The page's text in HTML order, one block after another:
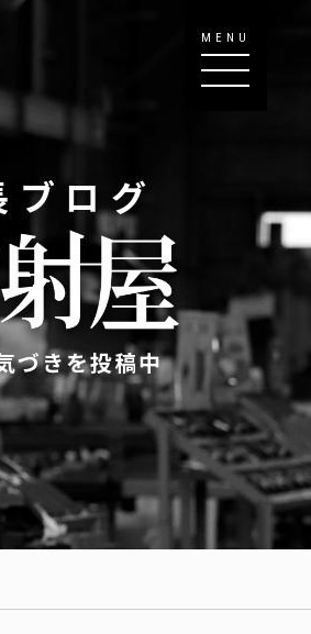
MENU
ブログ
づきを投稿中